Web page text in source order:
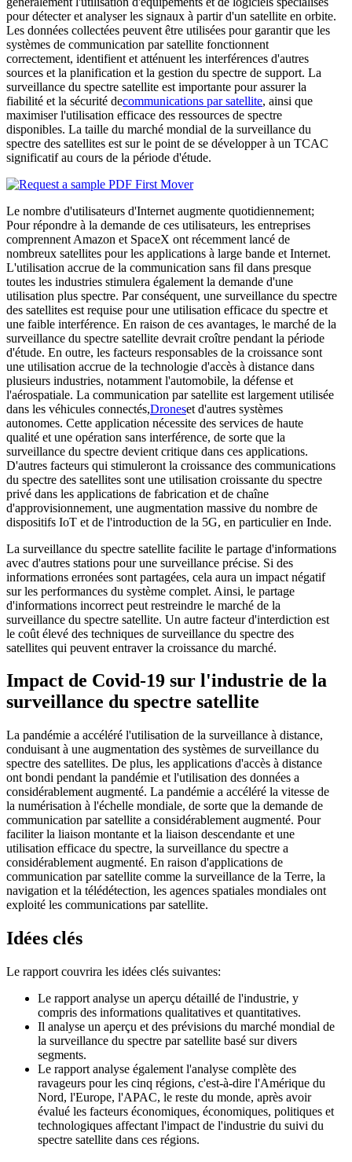
pour détecter et analyser les signaux à partir d'un satellite en orbite.
Les données collectées peuvent être utilisées pour garantir que les
systèmes de communication par satellite fonctionnent
correctement, identifient et atténuent les interférences d'autres
sources et la planification et la gestion du spectre de support. La
surveillance du spectre satellite est importante pour assurer la
fiabilité et la sécurité decommunications par satellite, ainsi que
maximiser l'utilisation efficace des ressources de spectre
disponibles. La taille du marché mondial de la surveillance du
spectre des satellites est sur le point de se développer à un TCAC
significatif au cours de la période d'étude.
Le nombre d'utilisateurs d'Internet augmente quotidiennement;
Pour répondre à la demande de ces utilisateurs, les entreprises
comprennent Amazon et SpaceX ont récemment lancé de
nombreux satellites pour les applications à large bande et Internet.
L'utilisation accrue de la communication sans fil dans presque
toutes les industries stimulera également la demande d'une
utilisation plus spectre. Par conséquent, une surveillance du spectre
des satellites est requise pour une utilisation efficace du spectre et
une faible interférence. En raison de ces avantages, le marché de la
surveillance du spectre satellite devrait croître pendant la période
d'étude. En outre, les facteurs responsables de la croissance sont
une utilisation accrue de la technologie d'accès à distance dans
plusieurs industries, notamment l'automobile, la défense et
l'aérospatiale. La communication par satellite est largement utilisée
dans les véhicules connectés,Droneset d'autres systèmes
autonomes. Cette application nécessite des services de haute
qualité et une opération sans interférence, de sorte que la
surveillance du spectre devient critique dans ces applications.
D'autres facteurs qui stimuleront la croissance des communications
du spectre des satellites sont une utilisation croissante du spectre
privé dans les applications de fabrication et de chaîne
d'approvisionnement, une augmentation massive du nombre de
dispositifs IoT et de l'introduction de la 5G, en particulier en Inde.
La surveillance du spectre satellite facilite le partage d'informations
avec d'autres stations pour une surveillance précise. Si des
informations erronées sont partagées, cela aura un impact négatif
sur les performances du système complet. Ainsi, le partage
d'informations incorrect peut restreindre le marché de la
surveillance du spectre satellite. Un autre facteur d'interdiction est
le coût élevé des techniques de surveillance du spectre des
satellites qui peuvent entraver la croissance du marché.
Impact de Covid-19 sur l'industrie de la
surveillance du spectre satellite
La pandémie a accéléré l'utilisation de la surveillance à distance,
conduisant à une augmentation des systèmes de surveillance du
spectre des satellites. De plus, les applications d'accès à distance
ont bondi pendant la pandémie et l'utilisation des données a
considérablement augmenté. La pandémie a accéléré la vitesse de
la numérisation à l'échelle mondiale, de sorte que la demande de
communication par satellite a considérablement augmenté. Pour
faciliter la liaison montante et la liaison descendante et une
utilisation efficace du spectre, la surveillance du spectre a
considérablement augmenté. En raison d'applications de
communication par satellite comme la surveillance de la Terre, la
navigation et la télédétection, les agences spatiales mondiales ont
exploité les communications par satellite.
Idées clés
Le rapport couvrira les idées clés suivantes:
Le rapport analyse un aperçu détaillé de l'industrie, y
compris des informations qualitatives et quantitatives.
Il analyse un aperçu et des prévisions du marché mondial de
la surveillance du spectre par satellite basé sur divers
segments.
Le rapport analyse également l'analyse complète des
ravageurs pour les cinq régions, c'est-à-dire l'Amérique du
Nord, l'Europe, l'APAC, le reste du monde, après avoir
évalué les facteurs économiques, économiques, politiques et
technologiques affectant l'impact de l'industrie du suivi du
spectre satellite dans ces régions.